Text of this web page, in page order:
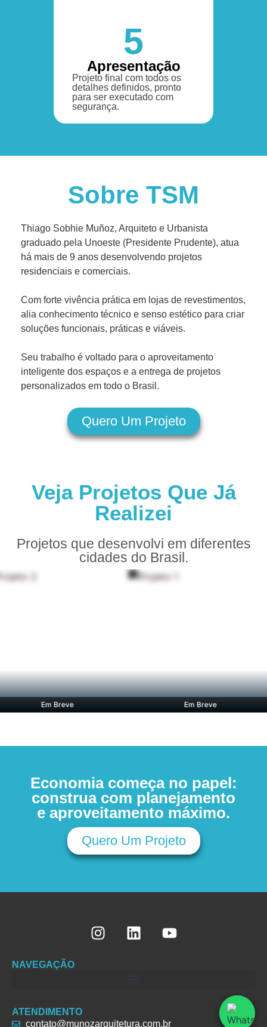
5
Apresentação
Projeto final com todos os
detalhes definidos, pronto
para ser executado com
segurança.
Sobre TSM
Thiago Sobhie Muñoz, Arquiteto e Urbanista
graduado pela Unoeste (Presidente Prudente), atua
há mais de 9 anos desenvolvendo projetos
residenciais e comerciais.
Com forte vivência prática em lojas de revestimentos,
alia conhecimento técnico e senso estético para criar
soluções funcionais, práticas e viáveis.
Seu trabalho é voltado para o aproveitamento
inteligente dos espaços e a entrega de projetos
personalizados em todo o Brasil.
Quero Um Projeto
Veja Projetos Que Já
Realizei
Projetos que desenvolvi em diferentes
cidades do Brasil.
Em Breve Em Breve
Economia começa no papel:
construa com planejamento
e aproveitamento máximo.
Quero Um Projeto
NAVEGAÇÃO
ATENDIMENTO
contato@munozarquitetura.com.br